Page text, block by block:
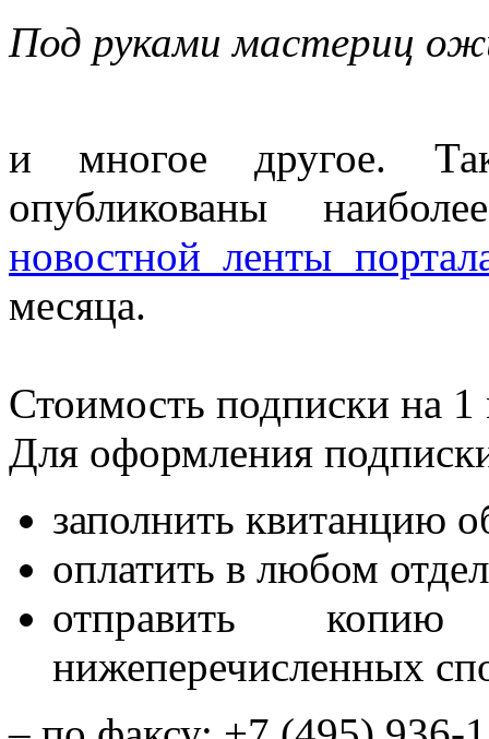
Под руками мастериц
и многое другое.
опубликованы
новостной ленты
месяца.
Стоимость подписки на
Для оформления
заполнить квитанцию
оплатить в любом
отправить
нижеперечисленных